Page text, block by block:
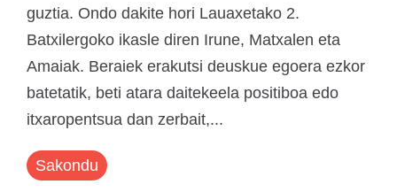
guztia. Ondo dakite hori Lauaxetako 2.
Batxilergoko ikasle diren Irune, Matxalen eta
Amaiak. Beraiek erakutsi deuskue egoera ezkor
batetatik, beti atara daitekeela positiboa edo
itxaropentsua dan zerbait,...
Sakondu